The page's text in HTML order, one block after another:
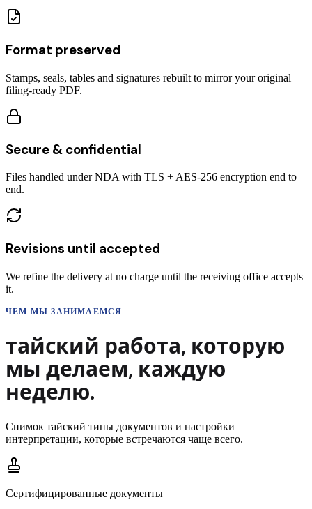
Format preserved
Stamps, seals, tables and signatures rebuilt to mirror your original —
filing-ready PDF.
Secure & confidential
Files handled under NDA with TLS + AES-256 encryption end to
end.
Revisions until accepted
We refine the delivery at no charge until the receiving office accepts
it.
ЧЕМ МЫ ЗАНИМАЕМСЯ
тайский работа, которую
мы делаем, каждую
неделю.
Снимок тайский типы документов и настройки
интерпретации, которые встречаются чаще всего.
Сертифицированные документы